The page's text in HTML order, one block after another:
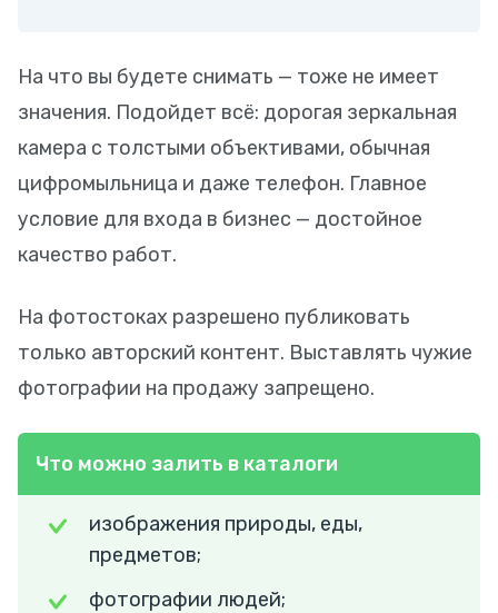
На что вы будете снимать — тоже не имеет
значения. Подойдет всё: дорогая зеркальная
камера с толстыми объективами, обычная
цифромыльница и даже телефон. Главное
условие для входа в бизнес — достойное
качество работ.
На фотостоках разрешено публиковать
только авторский контент. Выставлять чужие
фотографии на продажу запрещено.
Что можно залить в каталоги
изображения природы, еды,
предметов;
фотографии людей;